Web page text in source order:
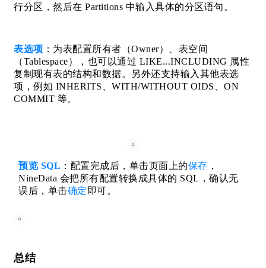
行分区，然后在 Partitions 中输入具体的分区语句。
表选项 ：为表配置所有者（Owner）、表空间
（Tablespace），也可以通过 LIKE...INCLUDING 属性
复制现有表的结构和数据。另外还支持输入其他表选
项，例如 INHERITS、WITH/WITHOUT OIDS、ON
COMMIT 等。
预览 SQL ：配置完成后，单击页面上的保存 ，
NineData 会把所有配置转换成具体的 SQL，确认无
误后，单击确定 即可。
总结